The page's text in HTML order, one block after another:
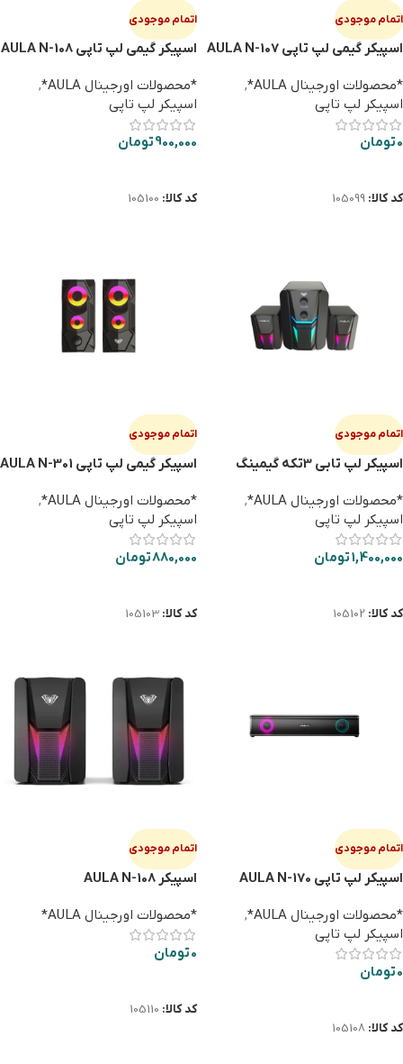
اتمام موجودی
اسپیکر گیمی لپ تاپی AULA N-107
*محصولات اورجینال AULA*
,
اسپیکر لپ تاپی
0تومان
کد کالا: 105099
اتمام موجودی
اسپیکر گیمی لپ تاپی AULA N-108
*محصولات اورجینال AULA*
,
اسپیکر لپ تاپی
900,000تومان
کد کالا: 105100
اتمام موجودی
اسپیکر لپ تابی 3تکه گیمینگ
*محصولات اورجینال AULA*
,
اسپیکر لپ تاپی
1,400,000تومان
کد کالا: 105102
اتمام موجودی
اسپیکر گیمی لپ تاپی AULA N-301
*محصولات اورجینال AULA*
,
اسپیکر لپ تاپی
880,000تومان
کد کالا: 105103
اتمام موجودی
اسپيكر لپ تاپی AULA N-170
*محصولات اورجینال AULA*
,
اسپیکر لپ تاپی
0تومان
کد کالا: 105108
اتمام موجودی
اسپيكر AULA N-108
*محصولات اورجینال AULA*
0تومان
کد کالا: 105110